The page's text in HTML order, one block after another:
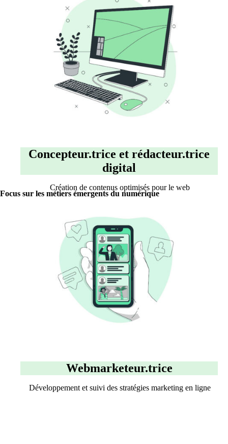
Concepteur.trice et rédacteur.trice
digital
Création de contenus optimisés pour le web
Focus sur les métiers émergents du numérique
Webmarketeur.trice
Développement et suivi des stratégies marketing en ligne